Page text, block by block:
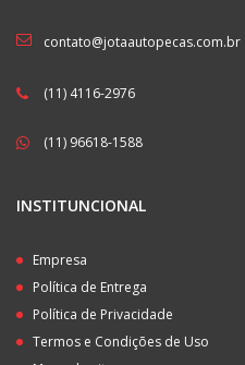
contato@jotaautopecas.com.br
(11) 4116-2976
(11) 96618-1588
INSTITUNCIONAL
Empresa
Política de Entrega
Política de Privacidade
Termos e Condições de Uso